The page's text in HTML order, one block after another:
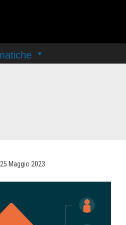
25 Maggio 2023